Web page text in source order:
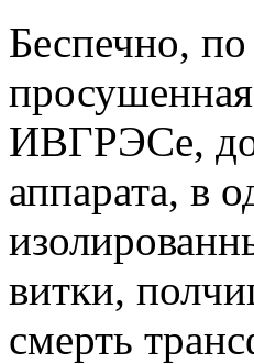
Беспечно,
ИВГРЭСе,
аппарата, в
витки,
смерть